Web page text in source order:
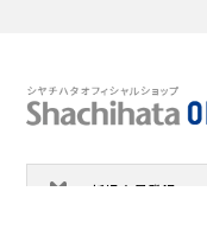
新規会員登録